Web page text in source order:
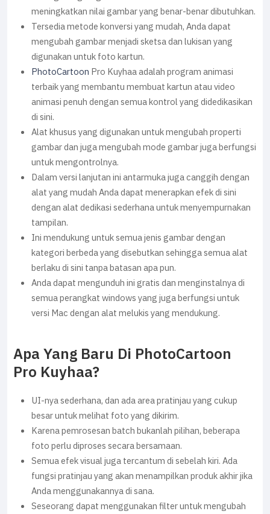
meningkatkan nilai gambar yang benar-benar dibutuhkan.
Tersedia metode konversi yang mudah, Anda dapat
mengubah gambar menjadi sketsa dan lukisan yang
digunakan untuk foto kartun.
PhotoCartoon Pro Kuyhaa adalah program animasi
terbaik yang membantu membuat kartun atau video
animasi penuh dengan semua kontrol yang didedikasikan
di sini.
Alat khusus yang digunakan untuk mengubah properti
gambar dan juga mengubah mode gambar juga berfungsi
untuk mengontrolnya.
Dalam versi lanjutan ini antarmuka juga canggih dengan
alat yang mudah Anda dapat menerapkan efek di sini
dengan alat dedikasi sederhana untuk menyempurnakan
tampilan.
Ini mendukung untuk semua jenis gambar dengan
kategori berbeda yang disebutkan sehingga semua alat
berlaku di sini tanpa batasan apa pun.
Anda dapat mengunduh ini gratis dan menginstalnya di
semua perangkat windows yang juga berfungsi untuk
versi Mac dengan alat melukis yang mendukung.
Apa Yang Baru Di PhotoCartoon
Pro Kuyhaa?
UI-nya sederhana, dan ada area pratinjau yang cukup
besar untuk melihat foto yang dikirim.
Karena pemrosesan batch bukanlah pilihan, beberapa
foto perlu diproses secara bersamaan.
Semua efek visual juga tercantum di sebelah kiri. Ada
fungsi pratinjau yang akan menampilkan produk akhir jika
Anda menggunakannya di sana.
Seseorang dapat menggunakan filter untuk mengubah